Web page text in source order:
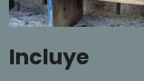
Incluye